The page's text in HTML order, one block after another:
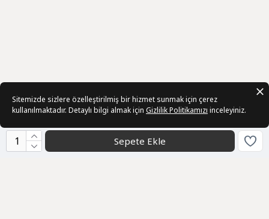
Sepete Ekle
Sitemizde sizlere özelleştirilmiş bir hizmet sunmak için çerez
kullanılmaktadır. Detaylı bilgi almak için Gizlilik Politikamızı inceleyiniz.